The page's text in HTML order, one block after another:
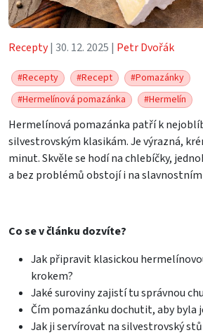
Recepty| 30. 12. 2025 | Petr Dvořák
#Recepty #Recept
#Pomazánky
#Hermelínová pomazánka
#Hermelín
Hermelínová pomazánka patří k
silvestrovským klasikám. Je výrazná,
minut. Skvěle se hodí na chlebíčky,
a bez problémů obstojí i na
Co se v článku dozvíte?
Jak připravit klasickou
krokem?
Jaké suroviny zajistí tu správnou
Čím pomazánku dochutit, aby byla
Jak ji servírovat na silvestrovský